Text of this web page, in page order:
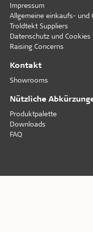
Impressum
Allgemeine einkaufs- und
Troldtekt Suppliers
Datenschutz und Cookies
Raising Concerns
Kontakt
Showrooms
Nützliche
Produktpalette
Downloads
FAQ